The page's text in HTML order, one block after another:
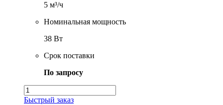
5 м³/ч
Номинальная мощность
38 Вт
Срок поставки
По запросу
Быстрый заказ